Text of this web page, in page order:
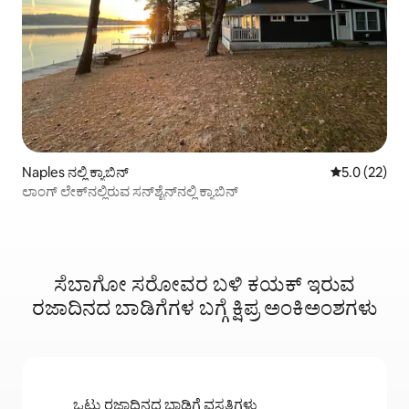
Naples ನಲ್ಲಿ ಕ್ಯಾಬಿನ್ 5 ರಲ್ಲಿ 5.0
5.0 (22)
ಲಾಂಗ್ ಲೇಕ್‌ನಲ್ಲಿರುವ ಸನ್‌ಶೈನ್‌ನಲ್ಲಿ ಕ್ಯಾಬಿನ್
ಸೆಬಾಗೋ ಸರೋವರ ಬಳಿ ಕಯಕ್ ಇರುವ
ರಜಾದಿನದ ಬಾಡಿಗೆಗಳ ಬಗ್ಗೆ ಕ್ಷಿಪ್ರ ಅಂಕಿಅಂಶಗಳು
ಒಟ್ಟು ರಜಾದಿನದ ಬಾಡಿಗೆ ವಸತಿಗಳು